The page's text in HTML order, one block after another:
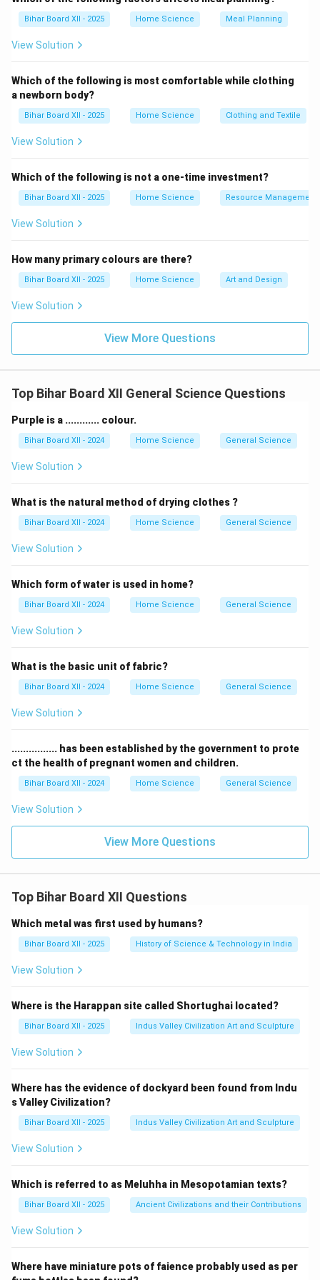
प्रोजेस्टोरॉन गर्भावस्था को बनाए रखने में सहायक होता है। इसलिए,
प्रोलैक्टिन दूध के स्राव के लिए प्रमुख रूप से जिम्मेदार हार्मोन है, जो
प्रसव के बाद सक्रिय होता है।
Download Solution in PDF
Bihar Board XII - 2025 Home Science Meal Planning
View Solution
Which of the following is most comfortable while clothing
a newborn body?
Bihar Board XII - 2025 Home Science Clothing and Textile
View Solution
Which of the following is not a one-time investment?
Bihar Board XII - 2025 Home Science Resource Management
View Solution
How many primary colours are there?
Bihar Board XII - 2025 Home Science Art and Design
View Solution
View More Questions
Top Bihar Board XII General Science Questions
Purple is a ............ colour.
Bihar Board XII - 2024 Home Science General Science
View Solution
What is the natural method of drying clothes ?
Bihar Board XII - 2024 Home Science General Science
View Solution
Which form of water is used in home?
Bihar Board XII - 2024 Home Science General Science
View Solution
What is the basic unit of fabric?
Bihar Board XII - 2024 Home Science General Science
View Solution
................ has been established by the government to prote
ct the health of pregnant women and children.
Bihar Board XII - 2024 Home Science General Science
View Solution
View More Questions
Top Bihar Board XII Questions
Which metal was first used by humans?
Bihar Board XII - 2025 History of Science & Technology in India
View Solution
Where is the Harappan site called Shortughai located?
Bihar Board XII - 2025 Indus Valley Civilization Art and Sculpture
View Solution
Where has the evidence of dockyard been found from Indu
s Valley Civilization?
Bihar Board XII - 2025 Indus Valley Civilization Art and Sculpture
View Solution
Which is referred to as Meluhha in Mesopotamian texts?
Bihar Board XII - 2025 Ancient Civilizations and their Contributions
View Solution
Where have miniature pots of faience probably used as per